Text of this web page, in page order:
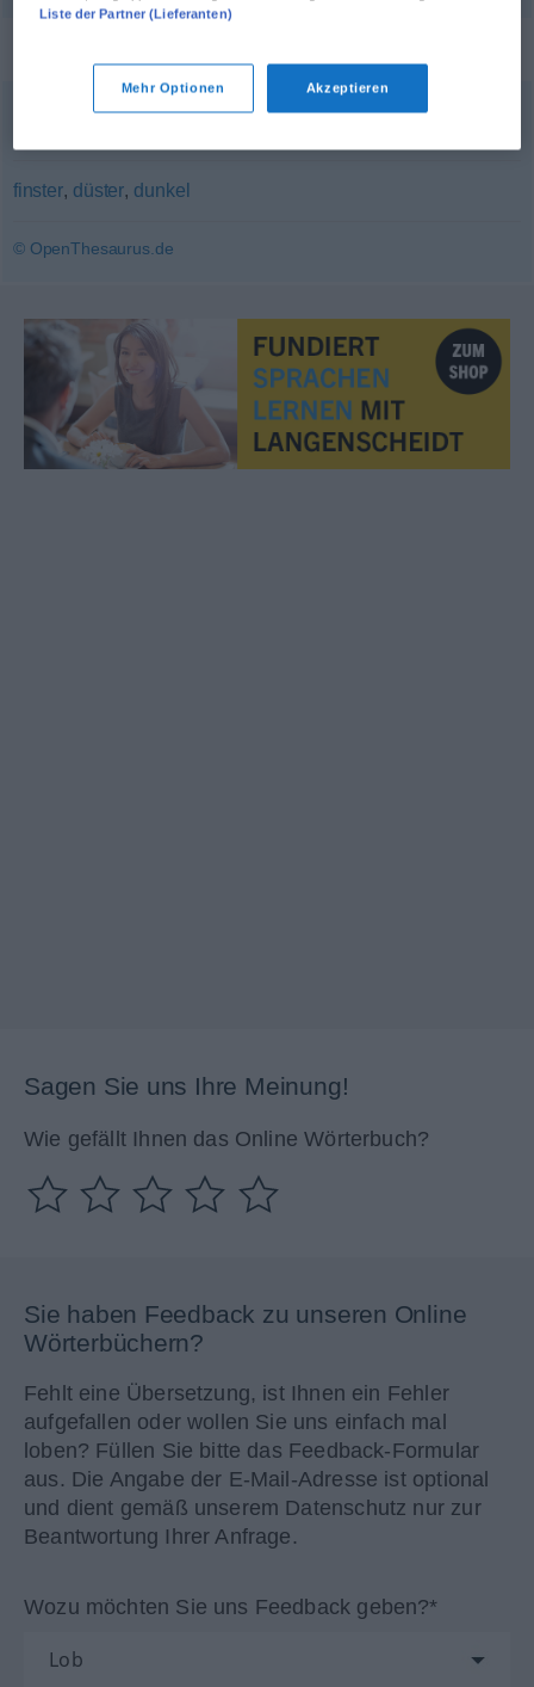
finster, düster, dunkel
© OpenThesaurus.de
Sagen Sie uns Ihre Meinung!
Wie gefällt Ihnen das Online Wörterbuch?
Sie haben Feedback zu unseren Online
Wörterbüchern?
Fehlt eine Übersetzung, ist Ihnen ein Fehler
aufgefallen oder wollen Sie uns einfach mal
loben? Füllen Sie bitte das Feedback-Formular
aus. Die Angabe der E-Mail-Adresse ist optional
und dient gemäß unserem Datenschutz nur zur
Beantwortung Ihrer Anfrage.
Wozu möchten Sie uns Feedback geben?*
Liste der Partner (Lieferanten)
Mehr Optionen Akzeptieren